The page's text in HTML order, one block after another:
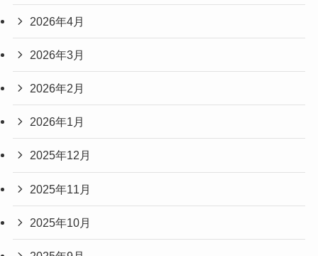
2026年4月
2026年3月
2026年2月
2026年1月
2025年12月
2025年11月
2025年10月